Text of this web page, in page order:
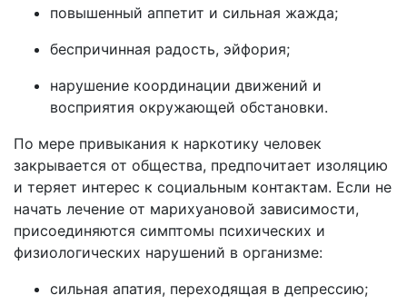
повышенный аппетит и сильная жажда;
беспричинная радость, эйфория;
нарушение координации движений и
восприятия окружающей обстановки.
По мере привыкания к наркотику человек
закрывается от общества, предпочитает изоляцию
и теряет интерес к социальным контактам. Если не
начать лечение от марихуановой зависимости,
присоединяются симптомы психических и
физиологических нарушений в организме:
сильная апатия, переходящая в депрессию;